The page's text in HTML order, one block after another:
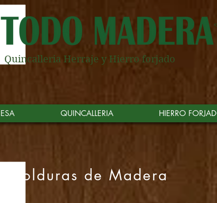
Quincalleria Herraje y Hierro forjado
QUINCALLERIA HIERRO
Molduras de Madera